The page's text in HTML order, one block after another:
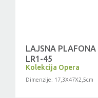
LAJSNA
LR1-45
Kolekcija Opera
Dimenzije: 17,3X47X2,5cm